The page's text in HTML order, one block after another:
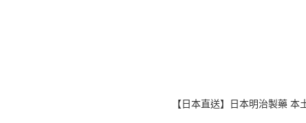
【日本直送】日本明治製藥